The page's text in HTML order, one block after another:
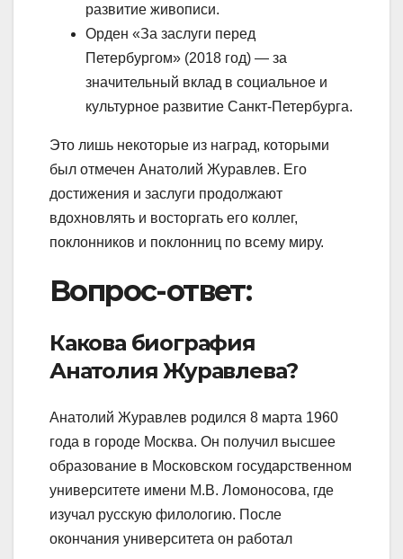
развитие живописи.
Орден «За заслуги перед
Петербургом» (2018 год) — за
значительный вклад в социальное и
культурное развитие Санкт-Петербурга.
Это лишь некоторые из наград, которыми
был отмечен Анатолий Журавлев. Его
достижения и заслуги продолжают
вдохновлять и восторгать его коллег,
поклонников и поклонниц по всему миру.
Вопрос-ответ:
Какова биография
Анатолия Журавлева?
Анатолий Журавлев родился 8 марта 1960
года в городе Москва. Он получил высшее
образование в Московском государственном
университете имени М.В. Ломоносова, где
изучал русскую филологию. После
окончания университета он работал